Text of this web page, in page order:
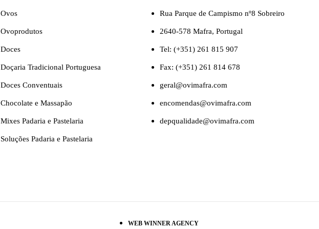
Ovos
Ovoprodutos
Doces
Doçaria Tradicional Portuguesa
Doces Conventuais
Chocolate e Massapão
Mixes Padaria e Pastelaria
Soluções Padaria e Pastelaria
Rua Parque de Campismo nº8 Sobreiro
2640-578 Mafra, Portugal
Tel: (+351) 261 815 907
Fax: (+351) 261 814 678
geral@ovimafra.com
encomendas@ovimafra.com
depqualidade@ovimafra.com
WEB WINNER AGENCY